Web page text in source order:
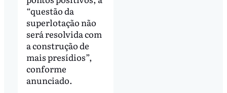
“questão da
superlotação não
será resolvida com
a construção de
mais presídios”,
conforme
anunciado.